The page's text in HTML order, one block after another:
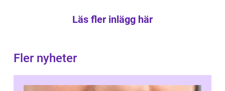
Läs fler inlägg här
Fler nyheter